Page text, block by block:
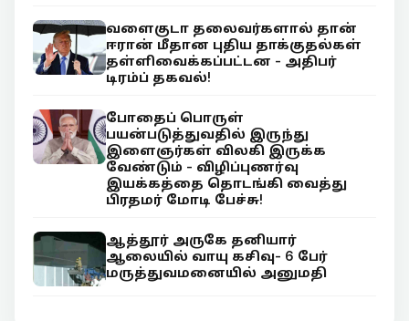
வளைகுடா தலைவர்களால் தான்
ஈரான் மீதான புதிய தாக்குதல்கள்
தள்ளிவைக்கப்பட்டன - அதிபர்
டிரம்ப் தகவல்!
போதைப் பொருள்
பயன்படுத்துவதில் இருந்து
இளைஞர்கள் விலகி இருக்க
வேண்டும் - விழிப்புணர்வு
இயக்கத்தை தொடங்கி வைத்து
பிரதமர் மோடி பேச்சு!
ஆத்தூர் அருகே தனியார்
ஆலையில் வாயு கசிவு- 6 பேர்
மருத்துவமனையில் அனுமதி